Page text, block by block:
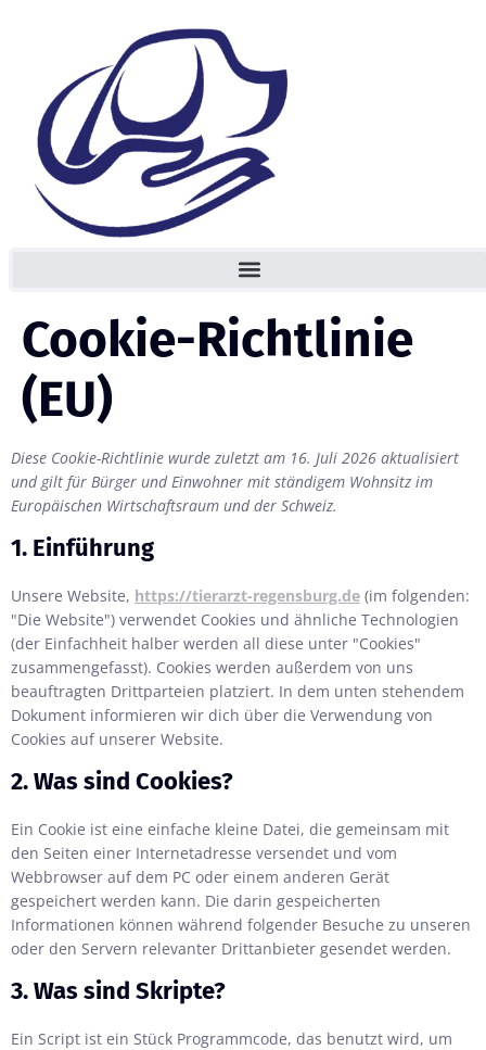
Cookie-Richtlinie
(EU)
Diese Cookie-Richtlinie wurde zuletzt am 16. Juli 2026 aktualisiert
und gilt für Bürger und Einwohner mit ständigem Wohnsitz im
Europäischen Wirtschaftsraum und der Schweiz.
1. Einführung
Unsere Website, https://tierarzt-regensburg.de (im folgenden:
"Die Website") verwendet Cookies und ähnliche Technologien
(der Einfachheit halber werden all diese unter "Cookies"
zusammengefasst). Cookies werden außerdem von uns
beauftragten Drittparteien platziert. In dem unten stehendem
Dokument informieren wir dich über die Verwendung von
Cookies auf unserer Website.
2. Was sind Cookies?
Ein Cookie ist eine einfache kleine Datei, die gemeinsam mit
den Seiten einer Internetadresse versendet und vom
Webbrowser auf dem PC oder einem anderen Gerät
gespeichert werden kann. Die darin gespeicherten
Informationen können während folgender Besuche zu unseren
oder den Servern relevanter Drittanbieter gesendet werden.
3. Was sind Skripte?
Ein Script ist ein Stück Programmcode, das benutzt wird, um